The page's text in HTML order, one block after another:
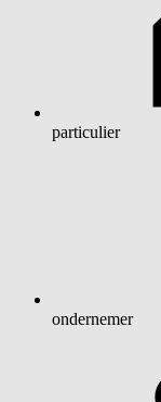
particulier
ondernemer